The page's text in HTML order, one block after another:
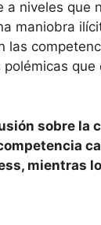
niveles que
maniobra
las
sobre la
mientras